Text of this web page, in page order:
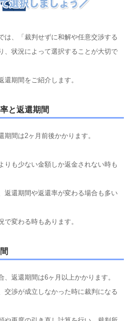
は、「裁判せずに和解や任意交渉する
、状況によって選択することが大切で
還期間をご紹介します。
と返還期間
間は2ヶ月前後かかります。
りも少ない金額しか返金されない時も
返還期間や返還率が変わる場合も多い
変わる時もあります。
返還期間は6ヶ月以上かかります。
交渉が成立しなかった時に裁判になる